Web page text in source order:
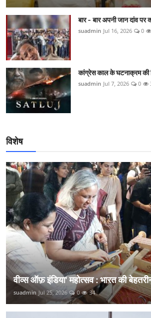
बार - बार अपनी जान दांव पर
suadmin Jul 16, 2026 0
कांग्रेस काल के घटनाक्रम की
suadmin Jul 7, 2026 0
विशेष
वीव्स ऑफ़ इंडिया' महोत्सव : भारत की
suadmin Jul 25, 2026 0 34